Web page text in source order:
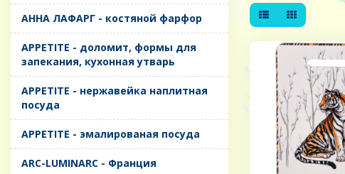
AHHA ЛАФАРГ - костяной фарфор
APPETITE - доломит, формы для
запекания, кухонная утварь
APPETITE - нержавейка наплитная
посуда
APPETITE - эмалированая посуда
ARC-LUMINARC - Франция